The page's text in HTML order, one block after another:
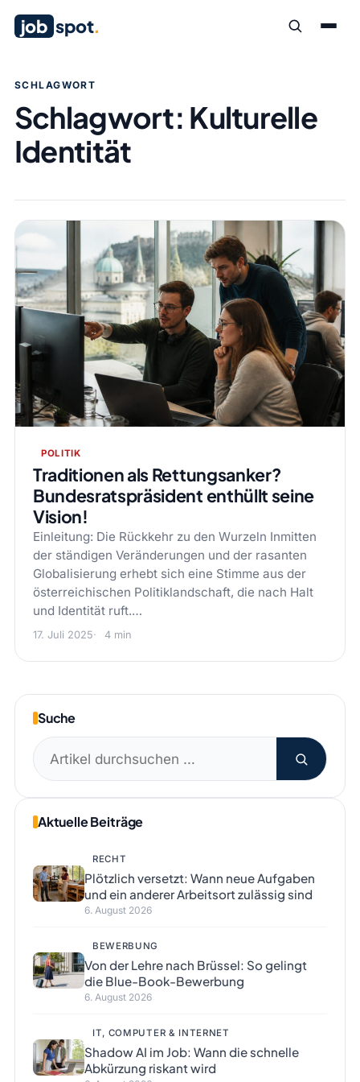
job spot.
SCHLAGWORT
Schlagwort: Kulturelle
Identität
POLITIK
Traditionen als Rettungsanker?
Bundesratspräsident enthüllt seine
Vision!
Einleitung: Die Rückkehr zu den Wurzeln Inmitten
der ständigen Veränderungen und der rasanten
Globalisierung erhebt sich eine Stimme aus der
österreichischen Politiklandschaft, die nach Halt
und Identität ruft.…
17. Juli 2025 4 min
Suche
Suchen
nach:
Aktuelle Beiträge
RECHT
Plötzlich versetzt: Wann neue Aufgaben
und ein anderer Arbeitsort zulässig sind
6. August 2026
BEWERBUNG
Von der Lehre nach Brüssel: So gelingt
die Blue-Book-Bewerbung
6. August 2026
IT, COMPUTER & INTERNET
Shadow AI im Job: Wann die schnelle
Abkürzung riskant wird